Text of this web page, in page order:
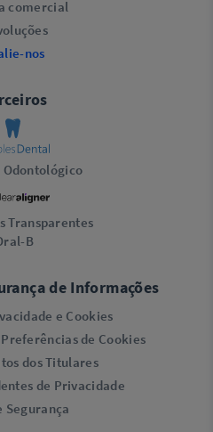
comercial
nos
Transparentes
B
de Informações
e Cookies
de Cookies
dos Titulares
de Privacidade
Segurança